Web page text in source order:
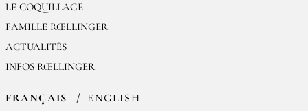
LE COQUILLAGE
FAMILLE RŒLLINGER
ACTUALITÉS
INFOS RŒLLINGER
FRANÇAIS ENGLISH